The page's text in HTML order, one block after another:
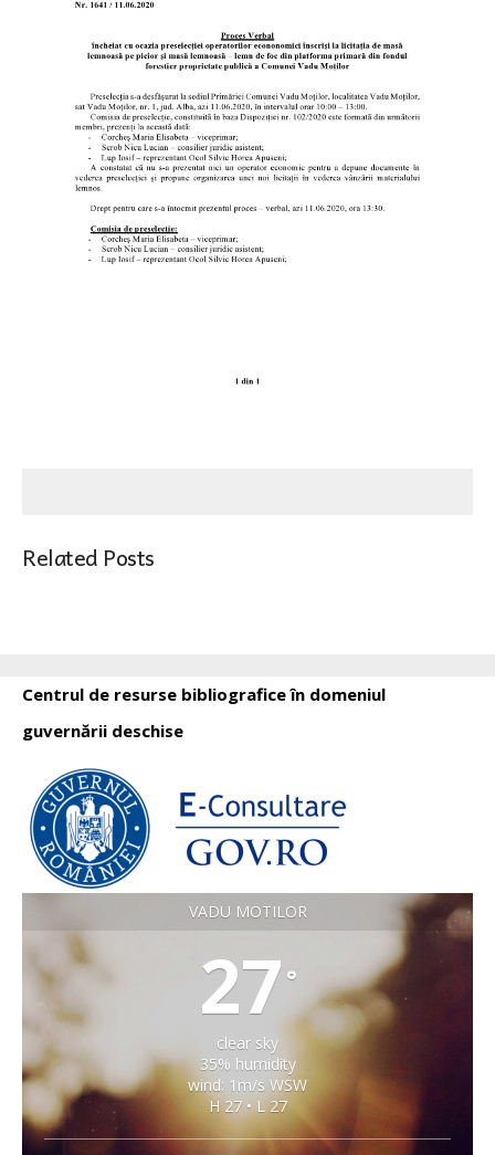
Related Posts
Centrul de resurse bibliografice în domeniul
guvernării deschise
VADU MOTILOR
27 °
clear sky
35% humidity
wind: 1m/s WSW
H 27 • L 27